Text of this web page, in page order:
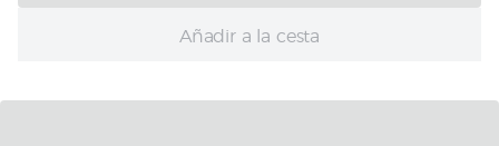
Añadir a la cesta